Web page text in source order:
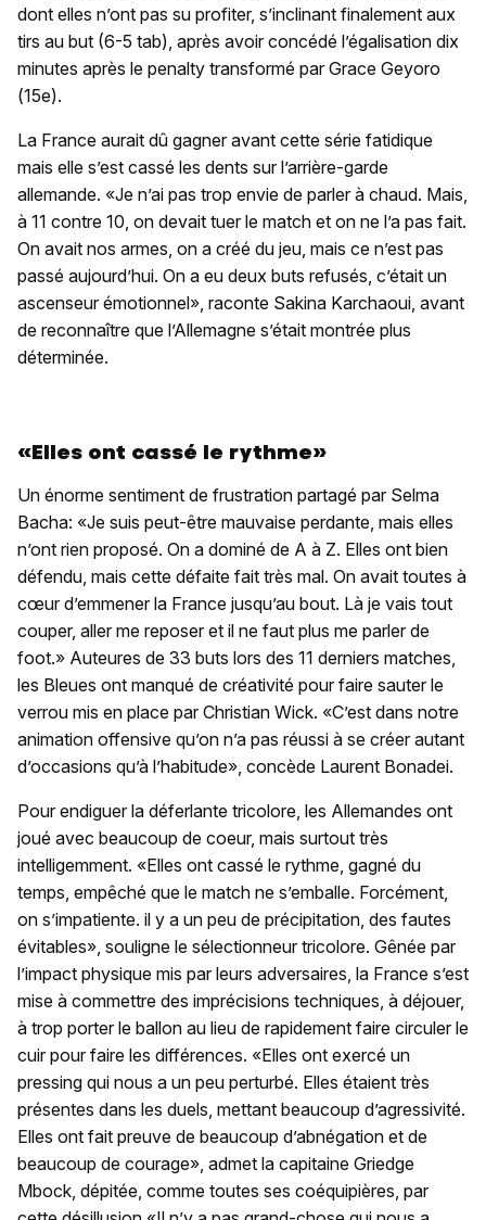
dont elles n’ont pas su profiter, s’inclinant finalement aux
tirs au but (6-5 tab), après avoir concédé l’égalisation dix
minutes après le penalty transformé par Grace Geyoro
(15e).
La France aurait dû gagner avant cette série fatidique
mais elle s’est cassé les dents sur l’arrière-garde
allemande. «Je n’ai pas trop envie de parler à chaud. Mais,
à 11 contre 10, on devait tuer le match et on ne l’a pas fait.
On avait nos armes, on a créé du jeu, mais ce n’est pas
passé aujourd’hui. On a eu deux buts refusés, c’était un
ascenseur émotionnel», raconte Sakina Karchaoui, avant
de reconnaître que l’Allemagne s’était montrée plus
déterminée.
«Elles ont cassé le rythme»
Un énorme sentiment de frustration partagé par Selma
Bacha: «Je suis peut-être mauvaise perdante, mais elles
n’ont rien proposé. On a dominé de A à Z. Elles ont bien
défendu, mais cette défaite fait très mal. On avait toutes à
cœur d’emmener la France jusqu’au bout. Là je vais tout
couper, aller me reposer et il ne faut plus me parler de
foot.» Auteures de 33 buts lors des 11 derniers matches,
les Bleues ont manqué de créativité pour faire sauter le
verrou mis en place par Christian Wick. «C’est dans notre
animation offensive qu’on n’a pas réussi à se créer autant
d’occasions qu’à l’habitude», concède Laurent Bonadei.
Pour endiguer la déferlante tricolore, les Allemandes ont
joué avec beaucoup de coeur, mais surtout très
intelligemment. «Elles ont cassé le rythme, gagné du
temps, empêché que le match ne s’emballe. Forcément,
on s’impatiente. il y a un peu de précipitation, des fautes
évitables», souligne le sélectionneur tricolore. Gênée par
l’impact physique mis par leurs adversaires, la France s’est
mise à commettre des imprécisions techniques, à déjouer,
à trop porter le ballon au lieu de rapidement faire circuler le
cuir pour faire les différences. «Elles ont exercé un
pressing qui nous a un peu perturbé. Elles étaient très
présentes dans les duels, mettant beaucoup d’agressivité.
Elles ont fait preuve de beaucoup d’abnégation et de
beaucoup de courage», admet la capitaine Griedge
Mbock, dépitée, comme toutes ses coéquipières, par